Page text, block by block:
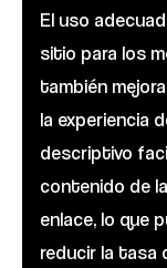
El uso
sitio para los
también
la experiencia
descriptivo
contenido de
enlace, lo que
reducir la tasa